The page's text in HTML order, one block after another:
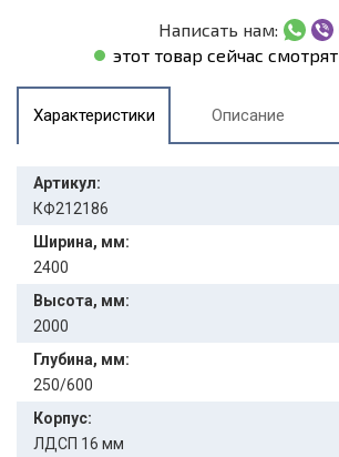
Написать нам:
этот товар сейчас смотрят
Характеристики Описание
Артикул:
КФ212186
Ширина, мм:
2400
Высота, мм:
2000
Глубина, мм:
250/600
Корпус:
ЛДСП 16 мм